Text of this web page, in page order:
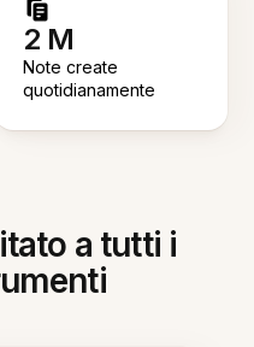
2 M
Note create
quotidianamente
a tutti i